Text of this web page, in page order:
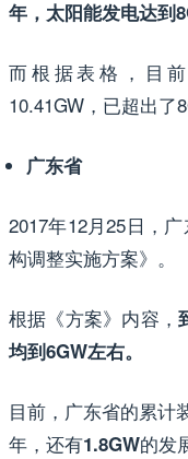
年，太阳能发电达到
而根据表格，目
10.41GW，已超出了
广东省
2017年12月25日，
构调整实施方案》。
根据《方案》内容，
均到6GW左右。
目前，广东省的累计
年，还有1.8GW的发